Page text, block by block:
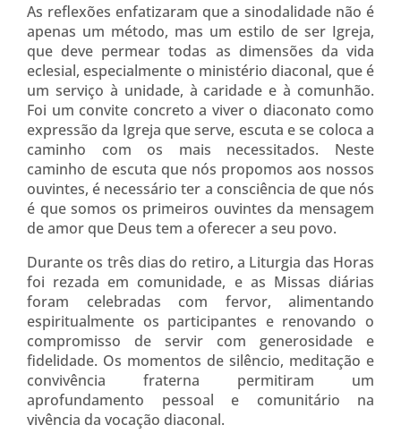
As reflexões enfatizaram que a sinodalidade não é
apenas um método, mas um estilo de ser Igreja,
que deve permear todas as dimensões da vida
eclesial, especialmente o ministério diaconal, que é
um serviço à unidade, à caridade e à comunhão.
Foi um convite concreto a viver o diaconato como
expressão da Igreja que serve, escuta e se coloca a
caminho com os mais necessitados. Neste
caminho de escuta que nós propomos aos nossos
ouvintes, é necessário ter a consciência de que nós
é que somos os primeiros ouvintes da mensagem
de amor que Deus tem a oferecer a seu povo.
Durante os três dias do retiro, a Liturgia das Horas
foi rezada em comunidade, e as Missas diárias
foram celebradas com fervor, alimentando
espiritualmente os participantes e renovando o
compromisso de servir com generosidade e
fidelidade. Os momentos de silêncio, meditação e
convivência fraterna permitiram um
aprofundamento pessoal e comunitário na
vivência da vocação diaconal.